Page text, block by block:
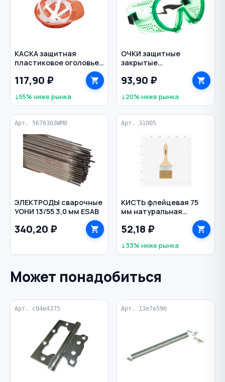
КАСКА защитная
пластиковое оголовье
красный
117,90 ₽
↓55% ниже рынка
ОЧКИ защитные
закрытые
прозрачные прямая
вентиляция СИБРТЕХ
93,90 ₽
↓20% ниже рынка
Арт. 5676303WM0
ЭЛЕКТРОДЫ сварочные
УОНИ 13/55 3,0 мм ESAB
340,20 ₽
Арт. 31005
КИСТЬ флейцевая 75
мм натуральная
щетина деревянная
ручка ЭКО BIBER
52,18 ₽
↓33% ниже рынка
Может понадобиться
Арт. c04e4375 Арт. 13e7e596